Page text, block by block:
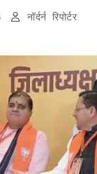
नॉर्दर्न रिपोर्टर